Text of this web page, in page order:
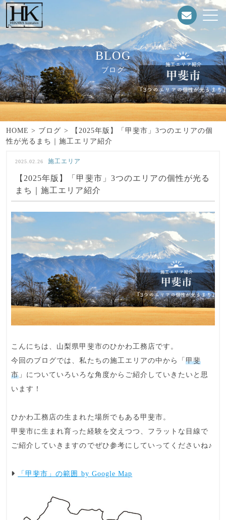
BLOG
ブログ
HOME > ブログ >
【2025年版】「甲斐市」3つのエリアの個
性が光るまち｜施工エリア紹介
【2025年版】「甲斐市」3つのエリアの個性が光る
まち｜施工エリア紹介
2025.02.26 施工エリア
こんにちは、山梨県甲斐市のひかわ工務店です。
今回のブログでは、私たちの施工エリアの中から「甲斐
市 」についていろいろな角度からご紹介していきたいと思
います！
ひかわ工務店の生まれた場所でもある甲斐市。
甲斐市に生まれ育った経験 を交えつつ、 フラットな目線 で
ご紹介していきますのでぜひ参考にしていってくださいね♪
「甲斐市」の範囲 by Google Map